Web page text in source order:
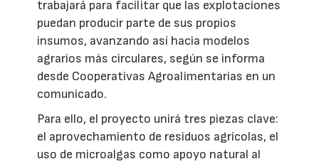
trabajará para facilitar que las explotaciones
puedan producir parte de sus propios
insumos, avanzando así hacia modelos
agrarios más circulares, según se informa
desde Cooperativas Agroalimentarias en un
comunicado.
Para ello, el proyecto unirá tres piezas clave:
el aprovechamiento de residuos agrícolas, el
uso de microalgas como apoyo natural al